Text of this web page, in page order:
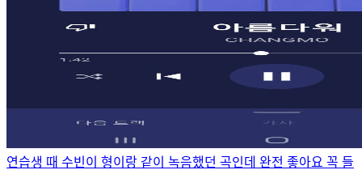
연습생 때 수빈이 형이랑 같이 녹음했던 곡인데 완전 좋아요 꼭 들